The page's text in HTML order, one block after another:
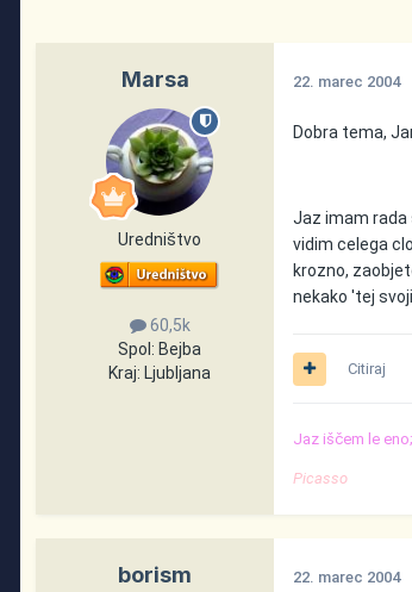
Marsa
Uredništvo
60,5k
Spol: Bejba
Kraj: Ljubljana
22. marec 2004
Dobra tema,
Jaz imam rada
vidim celega
krozno,
nekako 'tej
Citiraj
Jaz iščem le
Picasso
borism 22. marec 2004